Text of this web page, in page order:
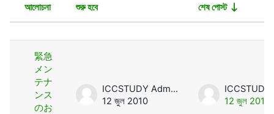
অবস্থা
আলোচনা শুরু হবে শেষ পোস্ট
緊急
メン
テナ
ンス
のお
ICCSTUDY Admin User
12 জুল 2010
12 জুল 2010